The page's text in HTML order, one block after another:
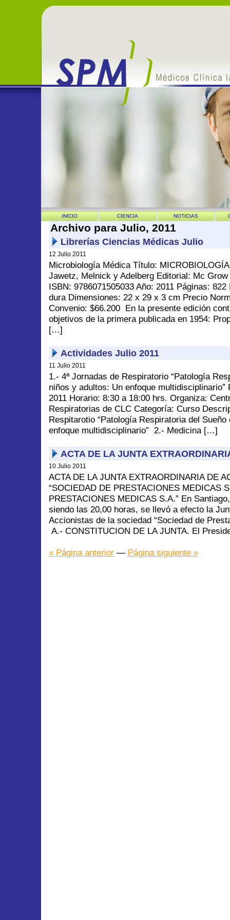
INICIO CIENCIA NOTICIAS
Archivo para Julio, 2011
Librerías Ciencias Médicas Julio
12 Julio 2011
Microbiología Médica Título:
Jawetz, Melnick y Adelberg Editorial: Mc
ISBN: 9786071505033 Año: 2011 Páginas:
dura Dimensiones: 22 x 29 x 3 cm Precio
Convenio: $66.200 En la presente edición
objetivos de la primera publicada en 1954:
[…]
Actividades Julio 2011
11 Julio 2011
1.- 4ª Jornadas de Respiratorio “Patología
niños y adultos: Un enfoque multidisciplinario”
2011 Horario: 8:30 a 18:00 hrs. Organiza:
Respiratorias de CLC Categoría: Curso
Respitarotio “Patología Respiratoria del
enfoque multidisciplinario” 2.- Medicina […]
ACTA DE LA JUNTA
10 Julio 2011
ACTA DE LA JUNTA EXTRAORDINARIA DE
“SOCIEDAD DE PRESTACIONES MEDICAS
PRESTACIONES MEDICAS S.A.” En
siendo las 20,00 horas, se llevó a efecto la
Accionistas de la sociedad “Sociedad de
A.- CONSTITUCION DE LA JUNTA. El
« Página anterior— Página siguiente »